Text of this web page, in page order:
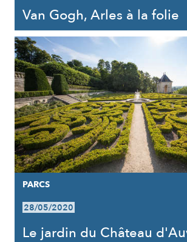
Van Gogh, Arles à la folie
PARCS
28/05/2020
Le jardin du Château